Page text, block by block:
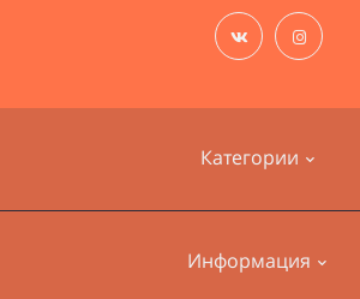
Категории
Наборы для вышивания
Информация